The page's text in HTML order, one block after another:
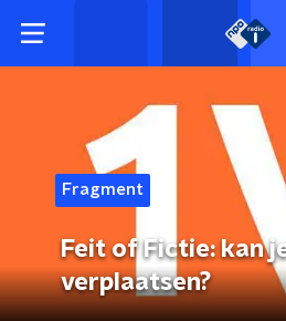
Fragment
Feit of Fictie: kan
verplaatsen?